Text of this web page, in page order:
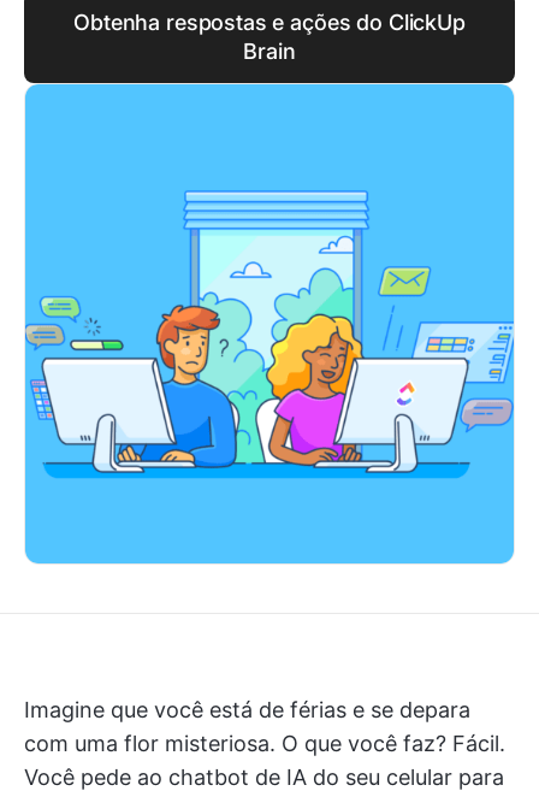
Obtenha respostas e ações do ClickUp
Brain
Imagine que você está de férias e se depara
com uma flor misteriosa. O que você faz? Fácil.
Você pede ao chatbot de IA do seu celular para